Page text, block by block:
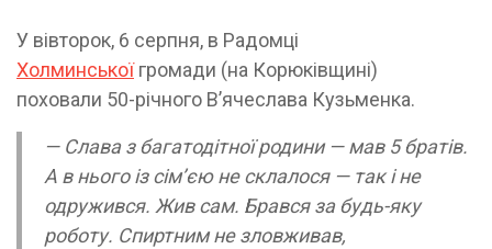
У вівторок, 6 серпня, в Радомці
Холминськоїгромади (на Корюківщині)
поховали 50-річного В’ячеслава Кузьменка.
— Слава з багатодітної родини — мав 5 братів.
А в нього із сім’єю не склалося — так і не
одружився. Жив сам. Брався за будь-яку
роботу. Спиртним не зловживав,